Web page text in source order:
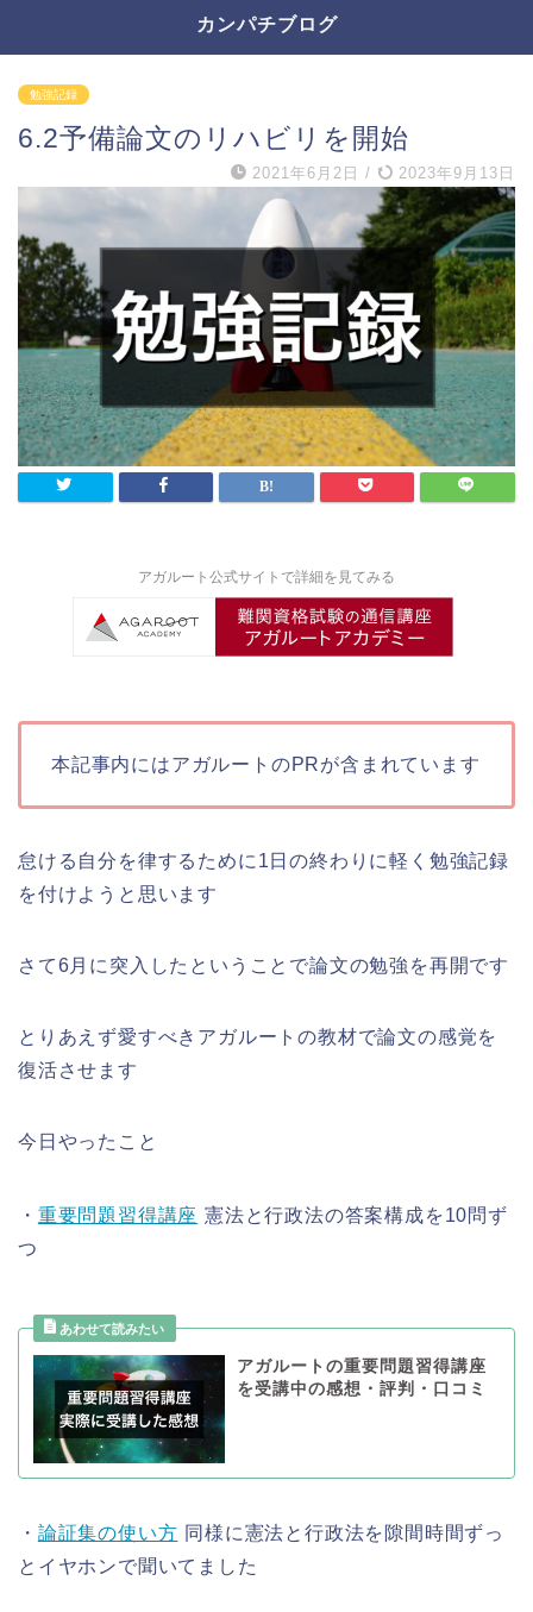
カンパチブログ
勉強記録
6.2予備論文のリハビリを開始
2021年6月2日 / 2023年9月13日
アガルート公式サイトで詳細を見てみる
本記事内にはアガルートのPRが含まれています
怠ける自分を律するために1日の終わりに軽く勉強記録
を付けようと思います
さて6月に突入したということで論文の勉強を再開です
とりあえず愛すべきアガルートの教材で論文の感覚を
復活させます
今日やったこと
・ 重要問題習得講座 憲法と行政法の答案構成を10問ず
つ
アガルートの重要問題習得講座
を受講中の感想・評判・口コミ
・ 論証集の使い方 同様に憲法と行政法を隙間時間ずっ
とイヤホンで聞いてました